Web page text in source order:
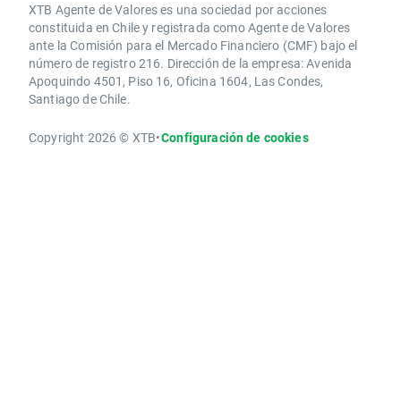
XTB Agente de Valores es una sociedad por acciones
constituida en Chile y registrada como Agente de Valores
ante la Comisión para el Mercado Financiero (CMF) bajo el
número de registro 216. Dirección de la empresa: Avenida
Apoquindo 4501, Piso 16, Oficina 1604, Las Condes,
Santiago de Chile.
Copyright 2026 © XTB•Configuración de cookies